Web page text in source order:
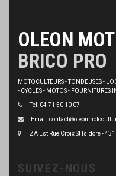
OLEON
BRICO PRO
MOTOCULTEURS - TONDEUSES -
- CYCLES - MOTOS - FOURNITURES
Tel: 04 71 50 10 07
Email:
ZA Est Rue Croix St Isidore -
SUIVEZ-NOUS